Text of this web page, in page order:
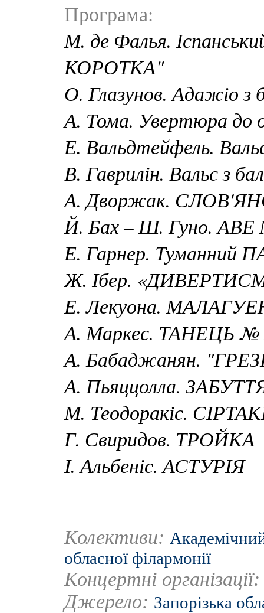
Програма:
М. де Фалья.
КОРОТКА"
О. Глазунов. Адажіо
А. Тома. Увертюра
Е. Вальдтейфель.
В. Гаврилін. Вальс з
А. Дворжак.
Й. Бах – Ш. Гуно. АВЕ
Е. Гарнер. Туманний
Ж. Ібер.
Е. Лекуона.
А. Маркес. ТАНЕЦЬ №
А. Бабаджанян.
А. Пьяццолла.
М. Теодоракіс.
Г. Свиридов. ТРОЙКА
І. Альбеніс. АСТУРІЯ
Колективи:
обласної філармонії
Концертні
Джерело: Запорізька